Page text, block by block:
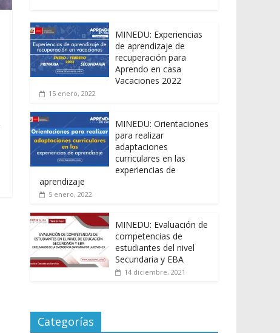
MINEDU: Experiencias
de aprendizaje de
recuperación para
Aprendo en casa
Vacaciones 2022
15 enero, 2022
MINEDU: Orientaciones
para realizar
adaptaciones
curriculares en las
experiencias de
aprendizaje
5 enero, 2022
MINEDU: Evaluación de
competencias de
estudiantes del nivel
Secundaria y EBA
14 diciembre, 2021
Categorías